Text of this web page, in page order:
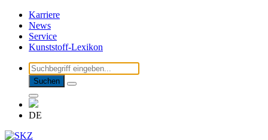
Karriere
News
Service
Kunststoff-Lexikon
Suchen
DE